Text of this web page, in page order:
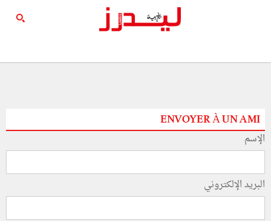
ENVOYER À UN AMI
الإسم
البريد الإلكتروني